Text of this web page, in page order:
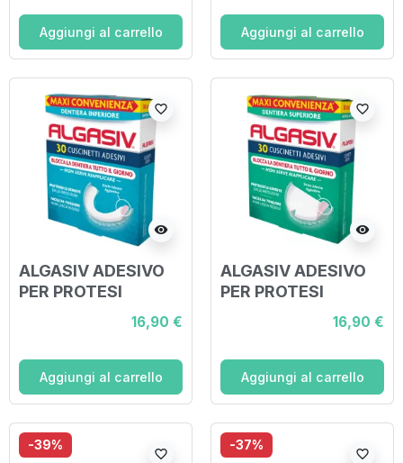
Aggiungi al carrello Aggiungi al carrello
visibility
favorite_border
ALGASIV ADESIVO
PER PROTESI
INFERIORE 30 PEZZI
16,90 €
Aggiungi al carrello
visibility
favorite_border
ALGASIV ADESIVO
PER PROTESI
SUPERIORE 30
16,90 €
Aggiungi al carrello
-39%
favorite_border
-37%
favorite_border